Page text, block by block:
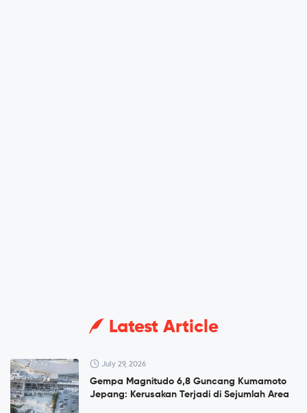
Latest Article
July 29, 2026
Gempa Magnitudo 6,8 Guncang Kumamoto
Jepang: Kerusakan Terjadi di Sejumlah Area